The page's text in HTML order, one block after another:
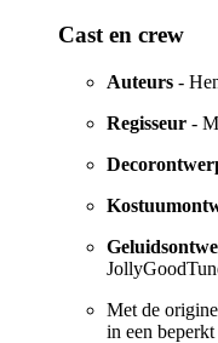
Cast en crew
Auteurs -
Regisseur -
Met de
in een